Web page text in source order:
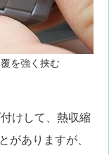
を強く挟む
けして、熱収縮
がありますが、